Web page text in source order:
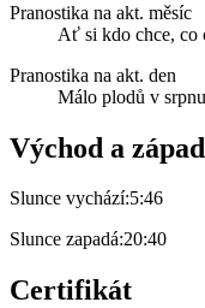
Pranostika na akt. měsíc
Ať si kdo chce, co
Pranostika na akt. den
Málo plodů v
Východ a
Slunce vychází:5:46
Slunce zapadá:20:40
Certifikát